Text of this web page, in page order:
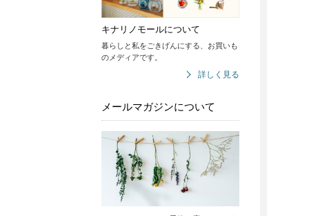
キナリノモールについて
暮らしと私をごきげんにする、お買いも
のメディアです。
詳しく見る
メールマガジンについて